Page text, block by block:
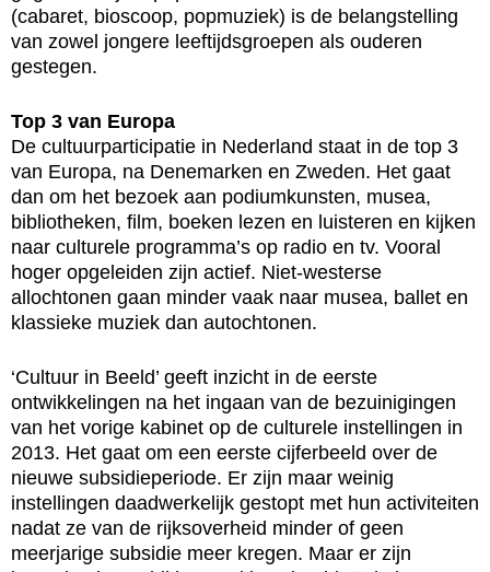
(cabaret, bioscoop, popmuziek) is de belangstelling
van zowel jongere leeftijdsgroepen als ouderen
gestegen.
Top 3 van Europa
De cultuurparticipatie in Nederland staat in de top 3
van Europa, na Denemarken en Zweden. Het gaat
dan om het bezoek aan podiumkunsten, musea,
bibliotheken, film, boeken lezen en luisteren en kijken
naar culturele programma’s op radio en tv. Vooral
hoger opgeleiden zijn actief. Niet-westerse
allochtonen gaan minder vaak naar musea, ballet en
klassieke muziek dan autochtonen.
‘Cultuur in Beeld’ geeft inzicht in de eerste
ontwikkelingen na het ingaan van de bezuinigingen
van het vorige kabinet op de culturele instellingen in
2013. Het gaat om een eerste cijferbeeld over de
nieuwe subsidieperiode. Er zijn maar weinig
instellingen daadwerkelijk gestopt met hun activiteiten
nadat ze van de rijksoverheid minder of geen
meerjarige subsidie meer kregen. Maar er zijn